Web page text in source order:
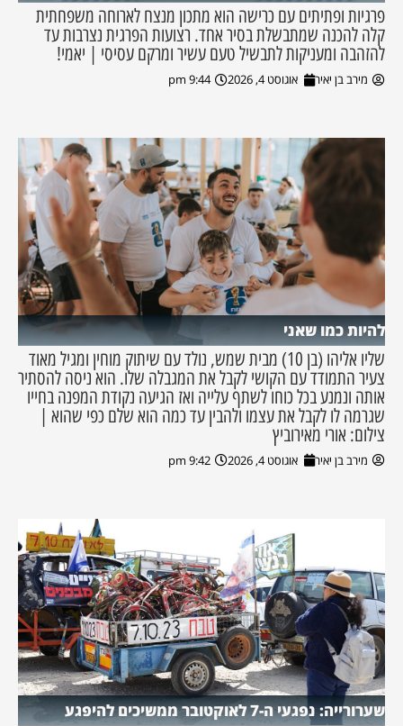
פרגיות ופתיתים עם כרישה הוא מתכון מנצח לארוחה משפחתית
קלה להכנה שמתבשלת בסיר אחד. רצועות הפרגית נצרבות עד
להזהבה ומעניקות לתבשיל טעם עשיר ומרקם עסיסי | יאמי!
מירב בן יאיר אוגוסט 4, 2026 9:44 pm
להיות כמו שאני
שליו אליהו (בן 10) מבית שמש, נולד עם שיתוק מוחין ומגיל מאוד
צעיר התמודד עם הקושי לקבל את המגבלה שלו. הוא ניסה להסתיר
אותה ונמנע בכל כוחו לשתף עלייה ואז הגיעה נקודת המפנה בחייו
שגרמה לו לקבל את עצמו ולהבין עד כמה הוא שלם כפי שהוא |
צילום: אורי מאירוביץ
מירב בן יאיר אוגוסט 4, 2026 9:42 pm
שערורייה: נפגעי ה-7 לאוקטובר ממשיכים להיפגע